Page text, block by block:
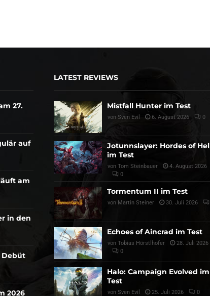
27.
auf
am
in den
Debüt
2026
LATEST REVIEWS
Mistfall Hunter im Test
von Sven Evil 6. August 2026 0
Jotunnslayer: Hordes of Hel
im Test
von Tom Steinbauer
4. August 2026
0
Tormentum II im Test
von Martin Steiner 30. Juli 2026
Echoes of Aincrad im Test
von Tobias Hörstlhofer
28. Juli 2026
0
Halo: Campaign Evolved im
Test
von Sven Evil 25. Juli 2026 0